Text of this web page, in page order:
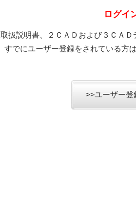
ログイ
取扱説明書、２ＣＡＤおよび３ＣＡ
すでにユーザー登録をされている方
>>ユーザー